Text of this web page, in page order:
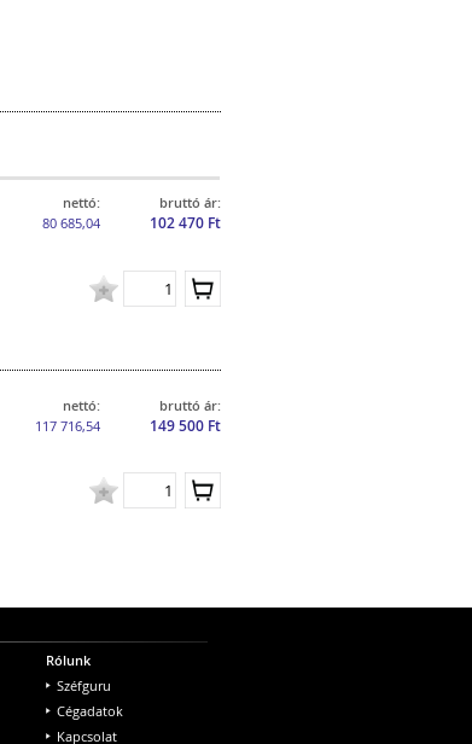
nettó:
80 685,04
bruttó ár:
102 470 Ft
nettó:
117 716,54
bruttó ár:
149 500 Ft
Rólunk
Széfguru
Cégadatok
Kapcsolat